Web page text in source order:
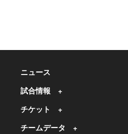
ニュース
試合情報
チケット
チームデータ